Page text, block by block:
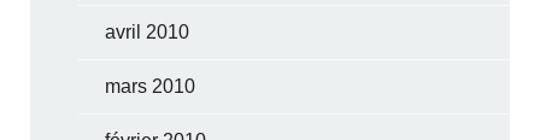
avril 2010
mars 2010